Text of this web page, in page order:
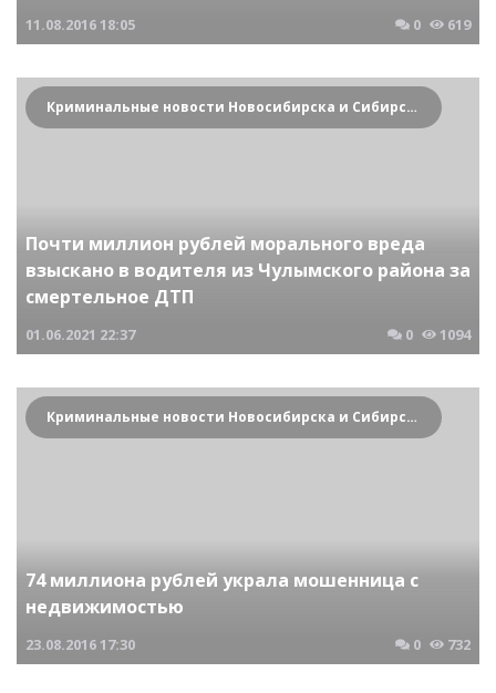
11.08.201618:05 0 619
Криминальные новости Новосибирска и Сибирского региона
Почти миллион рублей морального вреда
взыскано в водителя из Чулымского района за
смертельное ДТП
01.06.2021 22:37 0 1094
Криминальные новости Новосибирска и Сибирского региона
74 миллиона рублей украла мошенница с
недвижимостью
23.08.201617:30 0 732